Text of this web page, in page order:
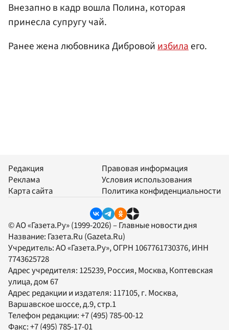
Внезапно в кадр вошла Полина, которая
принесла супругу чай.
Ранее жена любовника Дибровойизбилаего.
Редакция
Реклама
Карта сайта
Правовая информация
Условия использования
Политика конфиденциальности
© АО «Газета.Ру» (1999-2026) – Главные новости дня
Название: Газета.Ru (Gazeta.Ru)
Учредитель:АО «Газета.Ру», ОГРН 1067761730376, ИНН
7743625728
Адрес учредителя: 125239, Россия, Москва, Коптевская
улица, дом 67
Адрес редакции и издателя: 117105, г. Москва,
Варшавское шоссе, д.9, стр.1
Телефон редакции:+7 (495) 785-00-12
Факс:+7 (495) 785-17-01